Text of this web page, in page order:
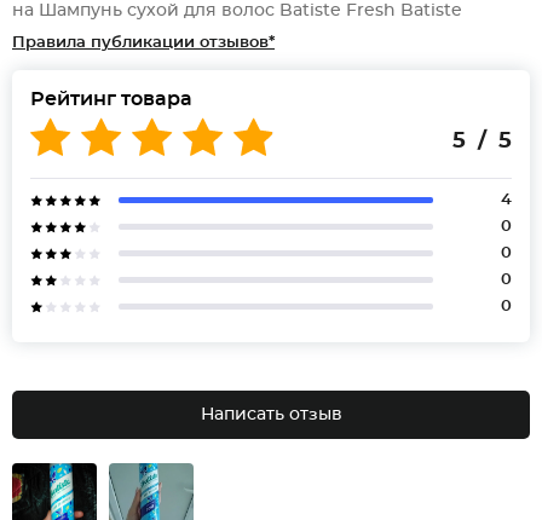
на Шампунь сухой для волос Batiste Fresh Batiste
Правила публикации отзывов*
Рейтинг товара
5 / 5
4
0
0
0
0
Написать отзыв